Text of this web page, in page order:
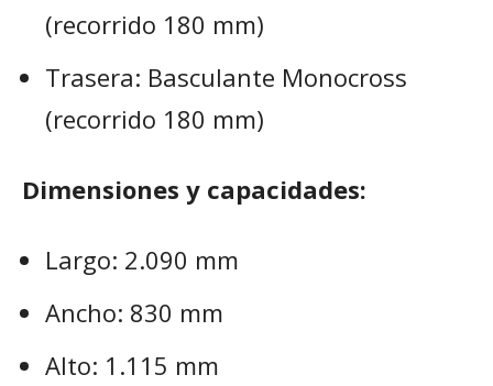
(recorrido 180 mm)
Trasera: Basculante Monocross
(recorrido 180 mm)
Dimensiones y capacidades:
Largo: 2.090 mm
Ancho: 830 mm
Alto: 1.115 mm